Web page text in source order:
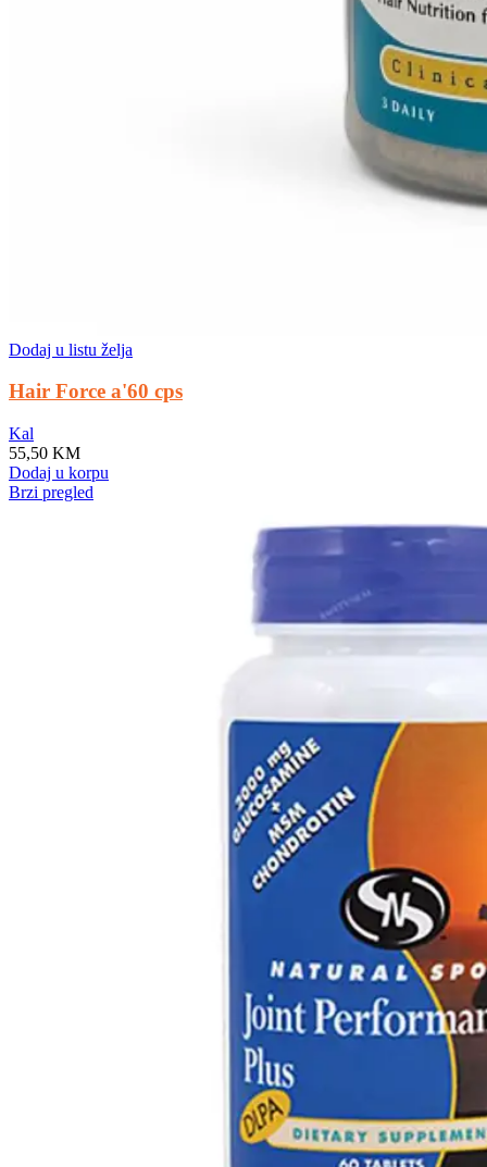
Dodaj u listu želja
Hair Force a'60 cps
Kal
55,50 KM
Dodaj u korpu
Brzi pregled